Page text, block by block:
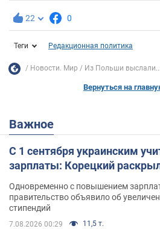
22 0
Теги Редакционная политика
Новости. Мир Из Польши выслали...
Вернуться на
Важное
С 1 сентября украинским
зарплаты: Корецкий
Одновременно с повышением
правительство объявило об
стипендий
7.08.2026 00:29 11,5 т.